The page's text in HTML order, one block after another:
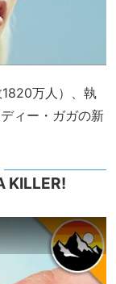
万人）、執
ィー・ガガの新
KILLER!